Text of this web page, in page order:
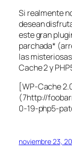
Si realmente
desean
este gran
parchada*
las
Cache 2 y
[WP-Cache
(7http://
0-19-php5-
noviembre 23,